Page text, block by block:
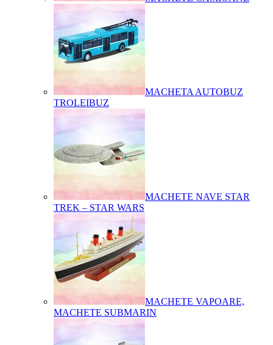
MACHETA AUTOBUZ
TROLEIBUZ
MACHETE NAVE STAR
TREK – STAR WARS
MACHETE VAPOARE,
MACHETE SUBMARIN